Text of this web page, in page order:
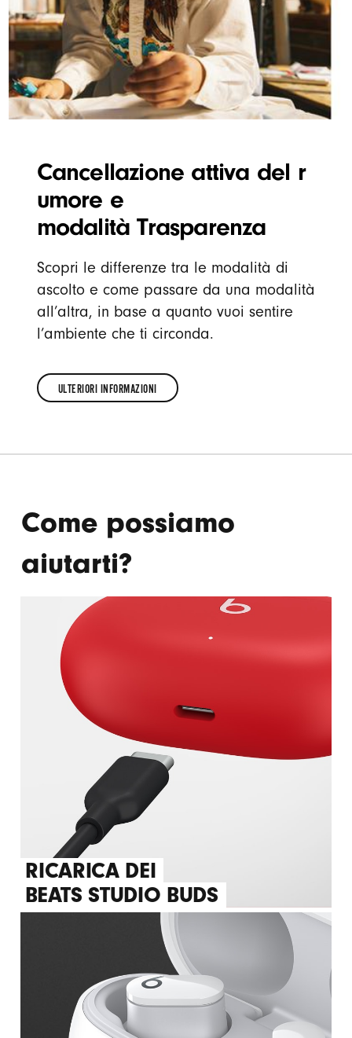
Cancellazione attiva del r
umore e
modalità Trasparenza
Scopri le differenze tra le modalità di
ascolto e come passare da una modalità
all’altra, in base a quanto vuoi sentire
l’ambiente che ti circonda.
ULTERIORI INFORMAZIONI
Come possiamo
aiutarti?
RICARICA DEI
BEATS STUDIO BUDS